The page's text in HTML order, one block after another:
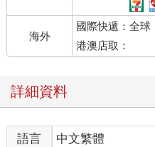
海外
國際快遞：全球
港澳店取：
詳細資料
語言 中文繁體